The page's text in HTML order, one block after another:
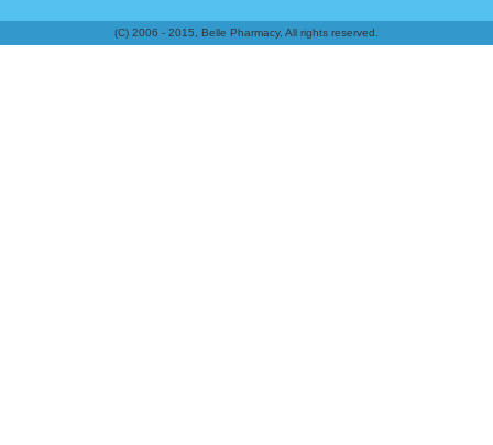
(C) 2006 - 2015, Belle Pharmacy, All rights reserved.